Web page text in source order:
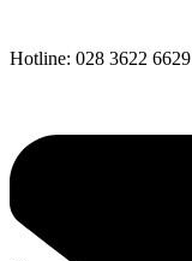
Hotline: 028 3622 6629